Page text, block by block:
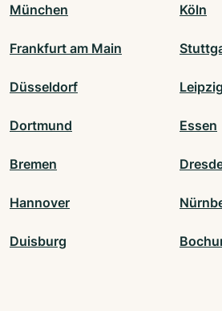
München Köln
Frankfurt am Main
Düsseldorf Leipzig
Dortmund Essen
Bremen
Hannover
Duisburg